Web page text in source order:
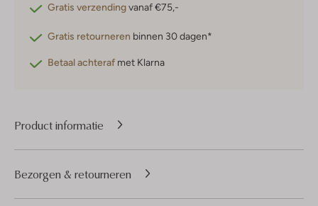
Gratis verzendingvanaf €75,-
Gratis retourneren binnen 30 dagen*
Betaal achteraf met Klarna
Product informatie
Bezorgen & retourneren